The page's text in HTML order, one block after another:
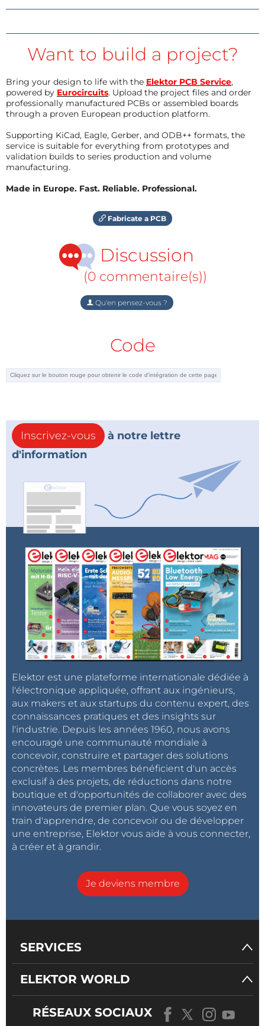
Want to build a project?
Bring your design to life with the Elektor PCB Service,
powered by Eurocircuits. Upload the project files and order
professionally manufactured PCBs or assembled boards
through a proven European production platform.
Supporting KiCad, Eagle, Gerber, and ODB++ formats, the
service is suitable for everything from prototypes and
validation builds to series production and volume
manufacturing.
Made in Europe. Fast. Reliable. Professional.
Fabricate a PCB
Discussion
(0 commentaire(s))
Qu'en pensez-vous ?
Code
Inscrivez-vous
à notre lettre
d'information
Elektor est une plateforme internationale dédiée à
l'électronique appliquée, offrant aux ingénieurs,
aux makers et aux startups du contenu expert, des
connaissances pratiques et des insights sur
l'industrie. Depuis les années 1960, nous avons
encouragé une communauté mondiale à
concevoir, construire et partager des solutions
concrètes. Les membres bénéficient d'un accès
exclusif à des projets, de réductions dans notre
boutique et d'opportunités de collaborer avec des
innovateurs de premier plan. Que vous soyez en
train d'apprendre, de concevoir ou de développer
une entreprise, Elektor vous aide à vous connecter,
à créer et à grandir.
Je deviens membre
SERVICES
ELEKTOR WORLD
RÉSEAUX SOCIAUX